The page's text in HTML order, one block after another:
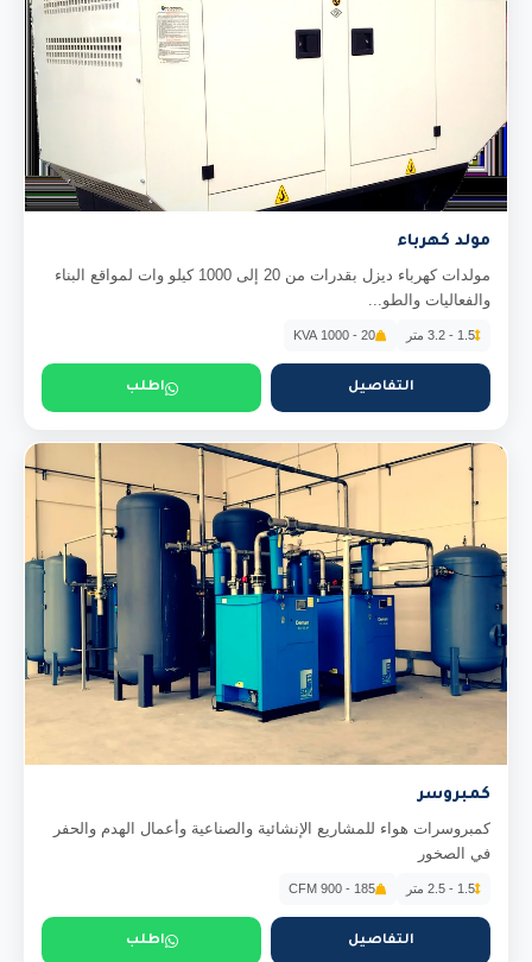
مولد كهرباء
مولدات كهرباء ديزل بقدرات من 20 إلى 1000 كيلو وات لمواقع البناء
والفعاليات والطو...
1.5 - 3.2 متر 20 - 1000 KVA
التفاصيل اطلب
كمبروسر
كمبروسرات هواء للمشاريع الإنشائية والصناعية وأعمال الهدم والحفر
في الصخور
1.5 - 2.5 متر 185 - 900 CFM
التفاصيل اطلب